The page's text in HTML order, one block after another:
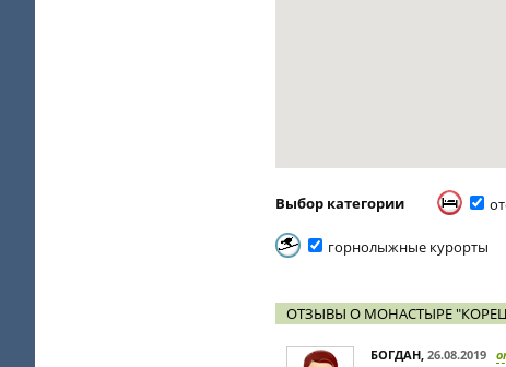
Выбор категории
горнолыжные курорты
ОТЗЫВЫ О МОНАСТЫРЕ
БОГДАН, 26.08.2019